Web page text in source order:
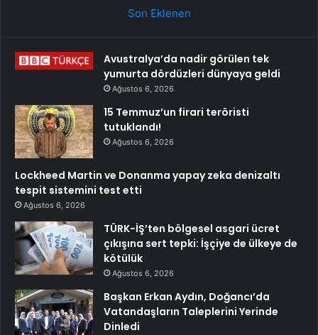
Son Eklenen
Avustralya’da nadir görülen tek
yumurta dördüzleri dünyaya geldi
Ağustos 6, 2026
15 Temmuz’un firari teröristi
tutuklandı!
Ağustos 6, 2026
Lockheed Martin ve Donanma yapay zeka denizaltı
tespit sistemini test etti
Ağustos 6, 2026
TÜRK-İŞ’ten bölgesel asgari ücret
çıkışına sert tepki: İşçiye de ülkeye de
kötülük
Ağustos 6, 2026
Başkan Erkan Aydın, Doğancı’da
Vatandaşların Taleplerini Yerinde
Dinledi